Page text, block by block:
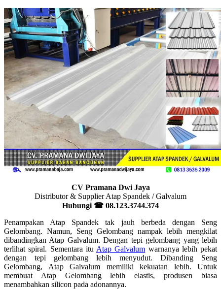
CV Pramana Dwi Jaya
Distributor & Supplier Atap Spandek / Galvalum
Hubungi ☎ 08.123.3744.374
Penampakan Atap Spandek tak jauh berbeda dengan Seng
Gelombang. Namun, Seng Gelombang nampak lebih mengkilat
dibandingkan Atap Galvalum. Dengan tepi gelombang yang lebih
terlihat spiral. Sementara itu Atap Galvalum warnanya lebih pekat
dengan tepi gelombang lebih menyudut. Dibanding Seng
Gelombang, Atap Galvalum memiliki kekuatan lebih. Untuk
membuat Atap Gelombang lebih elastis, produsen biasa
menambahkan silicon pada adonannya.